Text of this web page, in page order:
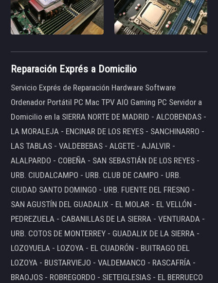
Reparación Exprés a Domicilio
Servicio Exprés de Reparación Hardware Software
Ordenador Portátil PC Mac TPV AIO Gaming PC Servidor a
Domicilio en la SIERRA NORTE DE MADRID - ALCOBENDAS -
LA MORALEJA - ENCINAR DE LOS REYES - SANCHINARRO -
LAS TABLAS - VALDEBEBAS - ALGETE - AJALVIR -
ALALPARDO - COBEÑA - SAN SEBASTIÁN DE LOS REYES -
URB. CIUDALCAMPO - URB. CLUB DE CAMPO - URB.
CIUDAD SANTO DOMINGO - URB. FUENTE DEL FRESNO -
SAN AGUSTÍN DEL GUADALIX - EL MOLAR - EL VELLÓN -
PEDREZUELA - CABANILLAS DE LA SIERRA - VENTURADA -
URB. COTOS DE MONTERREY - GUADALIX DE LA SIERRA -
LOZOYUELA - LOZOYA - EL CUADRÓN - BUITRAGO DEL
LOZOYA - BUSTARVIEJO - VALDEMANCO - RASCAFRÍA -
BRAOJOS - ROBREGORDO - SIETEIGLESIAS - EL BERRUECO